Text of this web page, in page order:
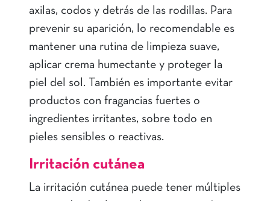
axilas, codos y detrás de las rodillas. Para
prevenir su aparición, lo recomendable es
mantener una rutina de limpieza suave,
aplicar crema humectante y proteger la
piel del sol. También es importante evitar
productos con fragancias fuertes o
ingredientes irritantes, sobre todo en
pieles sensibles o reactivas.
Irritación cutánea
La irritación cutánea puede tener múltiples